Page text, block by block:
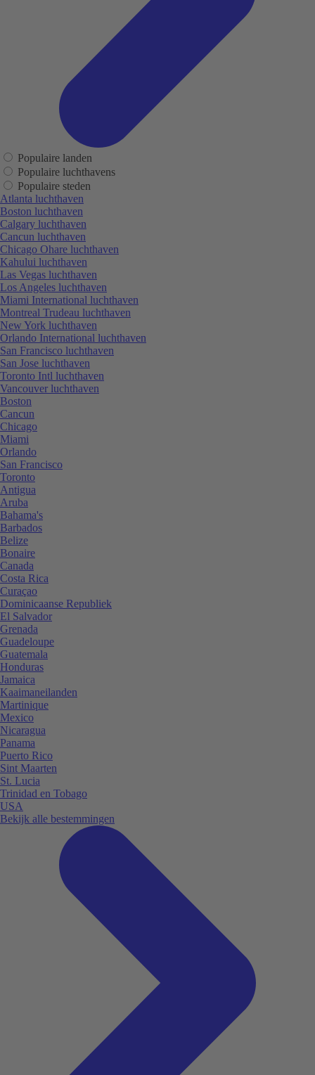
Populaire landen
Populaire luchthavens
Populaire steden
Atlanta luchthaven
Boston luchthaven
Calgary luchthaven
Cancun luchthaven
Chicago Ohare luchthaven
Kahului luchthaven
Las Vegas luchthaven
Los Angeles luchthaven
Miami International luchthaven
Montreal Trudeau luchthaven
New York luchthaven
Orlando International luchthaven
San Francisco luchthaven
San Jose luchthaven
Toronto Intl luchthaven
Vancouver luchthaven
Boston
Cancun
Chicago
Miami
Orlando
San Francisco
Toronto
Antigua
Aruba
Bahama's
Barbados
Belize
Bonaire
Canada
Costa Rica
Curaçao
Dominicaanse Republiek
El Salvador
Grenada
Guadeloupe
Guatemala
Honduras
Jamaica
Kaaimaneilanden
Martinique
Mexico
Nicaragua
Panama
Puerto Rico
Sint Maarten
St. Lucia
Trinidad en Tobago
USA
Bekijk alle bestemmingen